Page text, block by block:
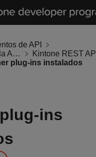
de API
Documentos de la API de Kintone
Kintone REST API
plug-ins instalados
ins